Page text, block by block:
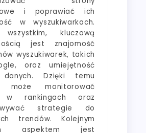
i poprawiać ich
w wyszukiwarkach.
wszystkim, kluczową
jest znajomość
wyszukiwarek, takich
oraz umiejętność
danych. Dzięki temu
może monitorować
w rankingach oraz
strategie do
trendów. Kolejnym
aspektem jest